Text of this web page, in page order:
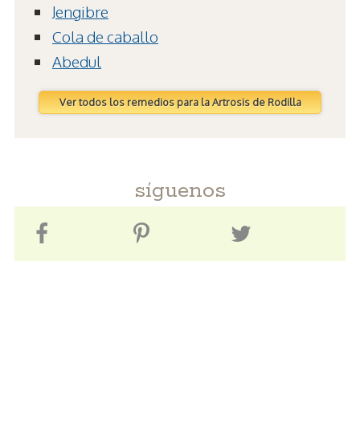
Jengibre
Cola de caballo
Abedul
Ver todos los remedios para la Artrosis de Rodilla
síguenos